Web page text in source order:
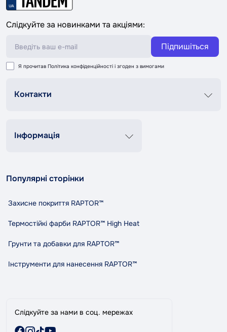
Слідкуйте за новинками та акціями:
Підпишіться
Я прочитав Політика конфіденційності і згоден з вимогами
Контакти
Сб-Нд 9:00-18:00
contact@tandemshop.ua
Інформація
Доставка та оплата
Політика конфіденційності
Правила та умови користування
Індикативний розхід RAPTOR
Виробники
Популярні сторінки
Захисне покриття RAPTOR™
Термостійкі фарби RAPTOR™ High Heat
Грунти та добавки для RAPTOR™
Інструменти для нанесення RAPTOR™
Слідкуйте за нами в соц. мережах